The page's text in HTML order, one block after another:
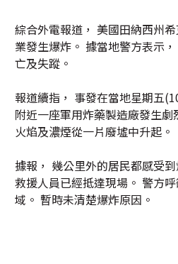
綜合外電報道， 美國田納西州
業發生爆炸。 據當地警方表示
亡及失蹤。
報道續指， 事發在當地星期五
附近一座軍用炸藥製造廠發生劇
火焰及濃煙從一片廢墟中升起。
據報， 幾公里外的居民都感受
救援人員已經抵達現場。 警方
域。 暫時未清楚爆炸原因。